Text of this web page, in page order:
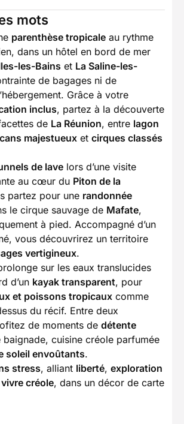
mots
parenthèse tropicale au rythme
dans un hôtel en bord de mer
les-Bains et La Saline-les-
de bagages ni de
Grâce à votre
inclus, partez à la découverte
de La Réunion, entre lagon
majestueux et cirques classés
de lave lors d’une visite
au cœur du Piton de la
partez pour une randonnée
le cirque sauvage de Mafate,
à pied. Accompagné d’un
vous découvrirez un territoire
vertigineux.
sur les eaux translucides
d’un kayak transparent, pour
et poissons tropicaux comme
du récif. Entre deux
de moments de détente
baignade, cuisine créole parfumée
soleil envoûtants.
stress, alliant liberté, exploration
créole, dans un décor de carte